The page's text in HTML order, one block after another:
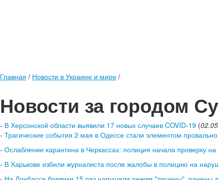
Главная / Новости в Украине и мире /
Новости за городом
- В Херсонской области выявили 17 новых случаев COVID-19 (
- Трагические события 2 мая в Одессе стали элементом
- Ослабление карантина в Черкассах: полиция начала проверку
- В Харькове избили журналиста после жалобы в полицию на